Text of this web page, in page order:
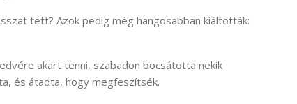
tett? Azok pedig még hangosabban kiáltották:
akart tenni, szabadon bocsátotta nekik
és átadta, hogy megfeszítsék.